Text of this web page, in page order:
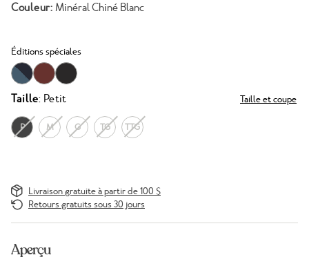
Couleur: Minéral Chiné Blanc
Éditions spéciales
Taille: Petit Taille et coupe
P M G TG TTG
Livraison gratuite à partir de 100 $
Retours gratuits sous 30 jours
Aperçu